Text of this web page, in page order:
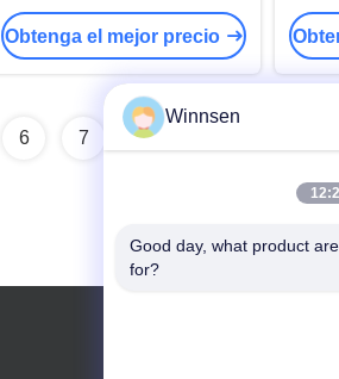
la red con la pantalla grande de
la publicidad
Obtenga el mejor precio
6 7 8
Winnsen
Good day, what product
for?